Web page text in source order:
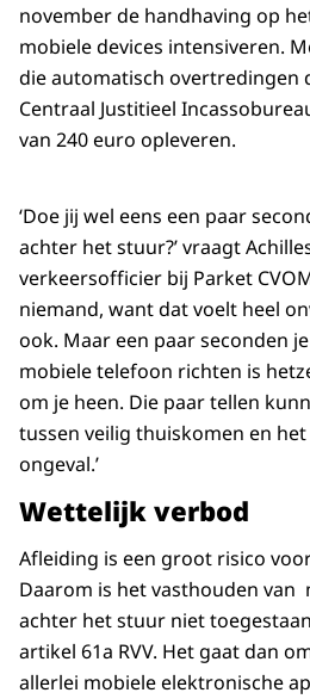
november de handhaving op
mobiele devices intensiveren.
die automatisch overtredingen
Centraal Justitieel
van 240 euro opleveren.
‘Doe jij wel eens een paar
achter het stuur?’ vraagt
verkeersofficier bij Parket
niemand, want dat voelt heel
ook. Maar een paar seconden
mobiele telefoon richten is
om je heen. Die paar tellen
tussen veilig thuiskomen en
ongeval.’
Wettelijk verbod
Afleiding is een groot risico
Daarom is het vasthouden van
achter het stuur niet
artikel 61a RVV. Het gaat dan
allerlei mobiele elektronische